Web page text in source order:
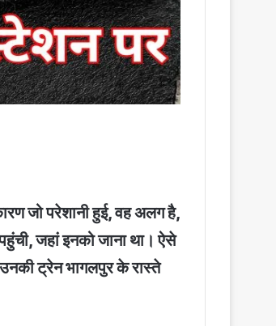
जो परेशानी हुई, वह अलग है,
जहां इनको जाना था। ऐसे
ट्रेन भागलपुर के रास्ते